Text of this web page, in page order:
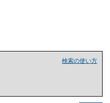
検索の使い方